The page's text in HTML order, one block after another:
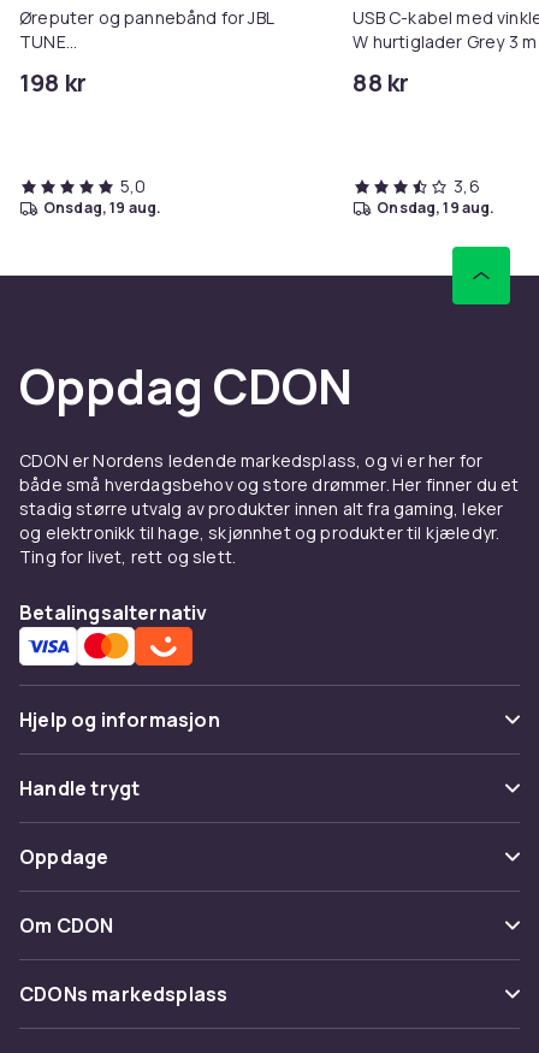
Øreputer og pannebånd for JBL
TUNE
White
198 kr
5,0
onsdag, 19 aug.
USB C-kabel med
W hurtiglader Grey 3 m
88 kr
3,6
onsdag, 19 aug.
Oppdag CDON
CDON er Nordens ledende markedsplass, og vi er her for
både små hverdagsbehov og store drømmer. Her finner du et
stadig større utvalg av produkter innen alt fra gaming, leker
og elektronikk til hage, skjønnhet og produkter til kjæledyr.
Ting for livet, rett og slett.
Betalingsalternativ
Hjelp og informasjon
Vanlige spørsmål
Spor pakke
Angre & returner her
Kontakt oss
Handle trygt
Betaling
Levering
Tilbakekallinger
Oppdage
Kategorier
Varemerker
Om CDON
Om oss
Kundeanmeldelser
CDONs markedsplass